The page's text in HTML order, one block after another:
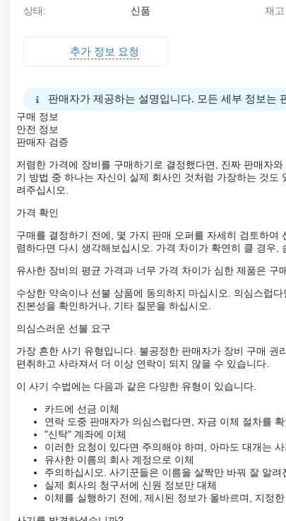
상태: 신품 재
추가 정보 요청
판매자가 제공하는 설명입니다. 모든 세부 정보는
구매 정보
안전 정보
판매자 검증
저렴한 가격에 장비를 구매하기로 결정했다면, 진짜 판매자
기 방법 중 하나는 자신이 실제 회사인 것처럼 가장하는 것
려주십시오.
가격 확인
구매를 결정하기 전에, 몇 가지 판매 오퍼를 자세히 검토하
렴하다면 다시 생각해보십시오. 가격 차이가 확연히 클 경우
유사한 장비의 평균 가격과 너무 가격 차이가 심한 제품은 구
수상한 약속이나 선불 상품에 동의하지 마십시오. 의심스럽
진본성을 확인하거나, 기타 질문을 하십시오.
의심스러운 선불 요구
가장 흔한 사기 유형입니다. 불공정한 판매자가 장비 구매
편취하고 사라져서 더 이상 연락이 되지 않을 수 있습니다.
이 사기 수법에는 다음과 같은 다양한 유형이 있습니다.
카드에 선금 이체
연락 도중 판매자가 의심스럽다면, 자금 이체 절차를
"신탁" 계좌에 이체
이러한 요청이 있다면 주의해야 하며, 아마도 대개는
유사한 이름의 회사 계정으로 이체
주의하십시오. 사기꾼들은 이름을 살짝만 바꿔 잘 알
실제 회사의 청구서에 신원 정보만 대체
이체를 실행하기 전에, 제시된 정보가 올바르며, 지정